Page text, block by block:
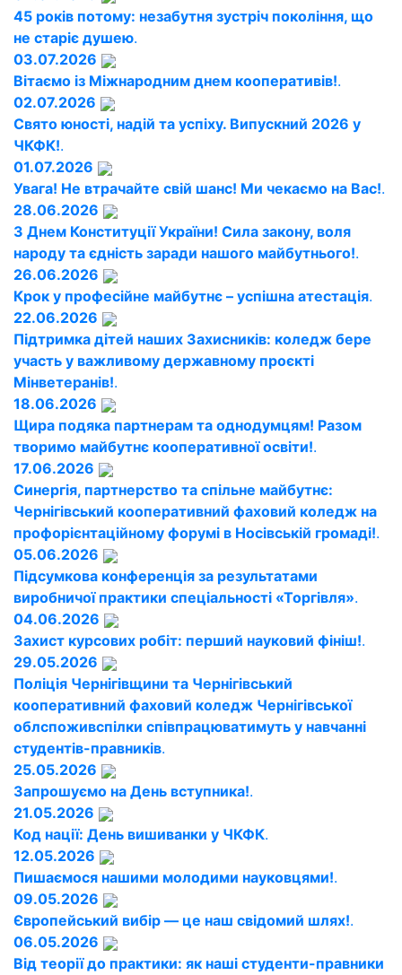
45 років потому: незабутня зустріч покоління, що
не старіє душею.
03.07.2026
Вітаємо із Міжнародним днем кооперативів!.
02.07.2026
Свято юності, надій та успіху. Випускний 2026 у
ЧКФК!.
01.07.2026
Увага! Не втрачайте свій шанс! Ми чекаємо на Вас!.
28.06.2026
З Днем Конституції України! Сила закону, воля
народу та єдність заради нашого майбутнього!.
26.06.2026
Крок у професійне майбутнє – успішна атестація.
22.06.2026
Підтримка дітей наших Захисників: коледж бере
участь у важливому державному проєкті
Мінветеранів!.
18.06.2026
Щира подяка партнерам та однодумцям! Разом
творимо майбутнє кооперативної освіти!.
17.06.2026
Синергія, партнерство та спільне майбутнє:
Чернігівський кооперативний фаховий коледж на
профорієнтаційному форумі в Носівській громаді!.
05.06.2026
Підсумкова конференція за результатами
виробничої практики спеціальності «Торгівля».
04.06.2026
Захист курсових робіт: перший науковий фініш!.
29.05.2026
Поліція Чернігівщини та Чернігівський
кооперативний фаховий коледж Чернігівської
облспоживспілки співпрацюватимуть у навчанні
студентів-правників.
25.05.2026
Запрошуємо на День вступника!.
21.05.2026
Код нації: День вишиванки у ЧКФК.
12.05.2026
Пишаємося нашими молодими науковцями!.
09.05.2026
Європейський вибір — це наш свідомий шлях!.
06.05.2026
Від теорії до практики: як наші студенти-правники